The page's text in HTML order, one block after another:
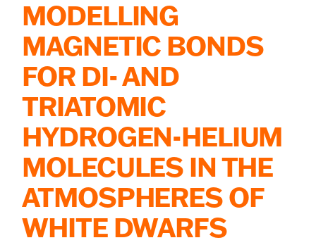
content
MODELLING
MAGNETIC BONDS
FOR DI- AND
TRIATOMIC
HYDROGEN-HELIUM
MOLECULES IN THE
ATMOSPHERES OF
WHITE DWARFS